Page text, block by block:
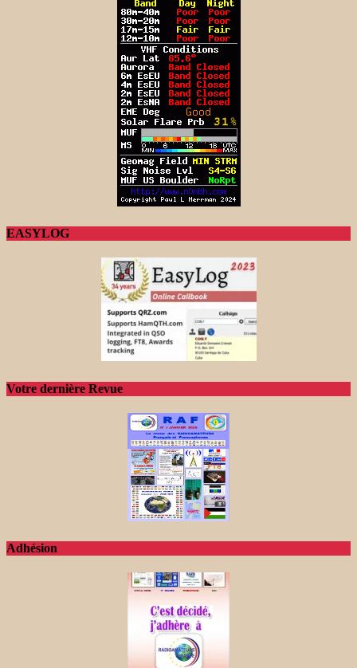
EASYLOG
Votre dernière Revue
Adhésion